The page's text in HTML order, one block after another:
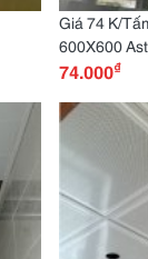
Giá 74 K/
600X600
74.000₫